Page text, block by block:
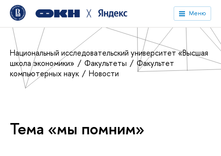
╳ Меню
Национальный исследовательский университет «Высшая
школа экономики»
Факультеты
Факультет
компьютерных наук
Новости
Тема «мы помним»